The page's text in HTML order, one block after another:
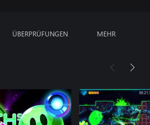
ÜBERPRÜFUNGEN MEHR